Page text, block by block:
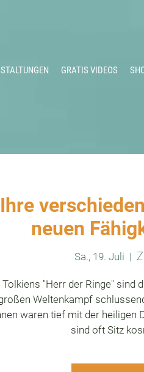
GRATIS VIDEOS
neuen
Sa., 19. Juli
  |
Tolkiens "Herr der Ringe" sind
Weltenkampf
waren tief mit der heiligen
sind oft Sitz